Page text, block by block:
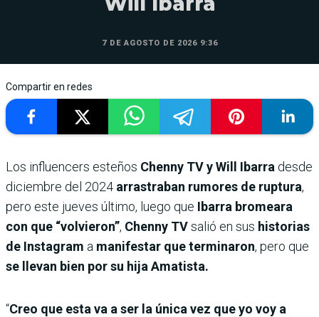
7 DE AGOSTO DE 2026 9:36
Compartir en redes
Los influencers esteños Chenny TV y Will Ibarra desde
diciembre del 2024 arrastraban rumores de ruptura,
pero este jueves último, luego que Ibarra bromeara
con que “volvieron”, Chenny TVsalió en sus historias
de Instagram a manifestar que terminaron, pero que
se llevan bien por su hija Amatista.
“Creo que esta va a ser la única vez que yo voy a